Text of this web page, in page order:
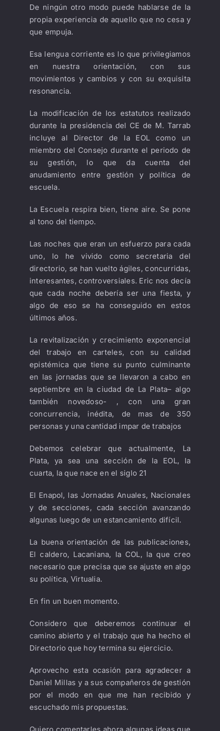
De ningún otro modo puede hablarse de la
propia experiencia de aquello que no cesa y
que empuja.
Esa lengua corriente es lo que privilegiamos
en nuestra orientación, con sus
movimientos y cambios y con su exquisita
resonancia.
La modificación de los estatutos realizado
durante la presidencia del CE de M. Tarrab
incluye al Director de la EOL como un
miembro del Consejo durante el periodo de
su gestión, lo que da cuenta del
anudamiento entre gestión y política de
escuela.
La Escuela respira bien, tiene aire. Se pone
al tono del tiempo.
Las noches que eran un esfuerzo para cada
uno, lo he vivido como secretaria del
directorio, se han vuelto ágiles, concurridas,
interesantes, controversiales. Eric nos decía
que cada noche debería ser una fiesta, y
algo de eso se ha conseguido en estos
últimos años.
La revitalización y crecimiento exponencial
del trabajo en carteles, con su calidad
epistémica que tiene su punto culminante
en las jornadas que se llevaron a cabo en
septiembre en la ciudad de La Plata– algo
también novedoso- , con una gran
concurrencia, inédita, de mas de 350
personas y una cantidad impar de trabajos
Debemos celebrar que actualmente, La
Plata, ya sea una sección de la EOL, la
cuarta, la que nace en el siglo 21
El Enapol, las Jornadas Anuales, Nacionales
y de secciones, cada sección avanzando
algunas luego de un estancamiento difícil.
La buena orientación de las publicaciones,
El caldero, Lacaniana, la COL, la que creo
necesario que precisa que se ajuste en algo
su política, Virtualia.
En fin un buen momento.
Considero que deberemos continuar el
camino abierto y el trabajo que ha hecho el
Directorio que hoy termina su ejercicio.
Aprovecho esta ocasión para agradecer a
Daniel Millas y a sus compañeros de gestión
por el modo en que me han recibido y
escuchado mis propuestas.